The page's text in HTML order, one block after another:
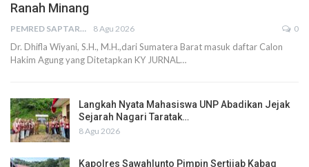
Ranah Minang
PEMRED SAPTARIUS 8 Agu 2026 0
Dr. Dhifla Wiyani, S.H., M.H.,dari Sumatera Barat masuk daftar Calon
Hakim Agung yang Ditetapkan KY JURNAL…
Langkah Nyata Mahasiswa UNP Abadikan Jejak
Sejarah Nagari Taratak…
8 Agu 2026
Kapolres Sawahlunto Pimpin Sertijab Kabag